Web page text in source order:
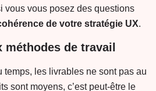
vous vous posez des questions
de votre stratégie UX.
méthodes de travail
temps, les livrables ne sont pas au
sont moyens, c’est peut-être le